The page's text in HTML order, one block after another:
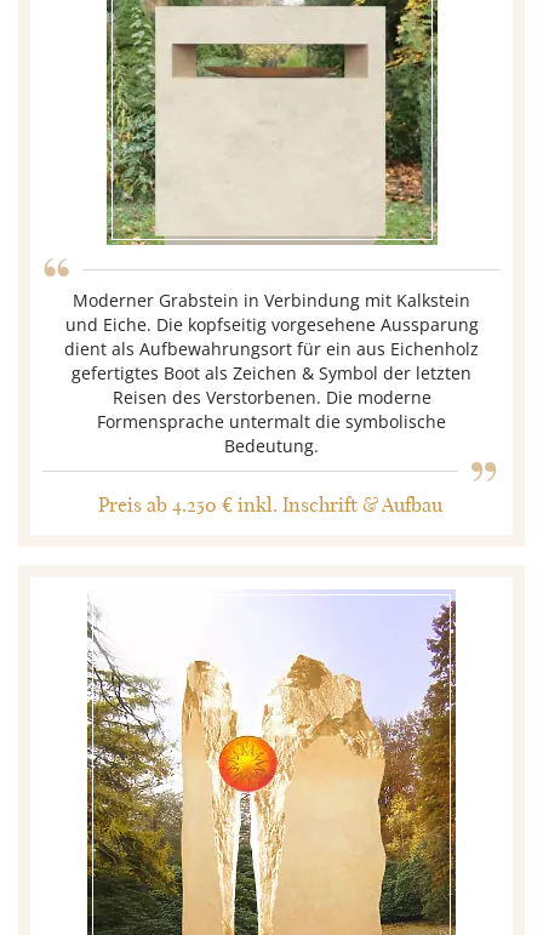
“ Moderner Grabstein in Verbindung mit Kalkstein
und Eiche. Die kopfseitig vorgesehene Aussparung
dient als Aufbewahrungsort für ein aus Eichenholz
gefertigtes Boot als Zeichen & Symbol der letzten
Reisen des Verstorbenen. Die moderne
Formensprache untermalt die symbolische
Bedeutung.
„
Preis ab 4.250 € inkl. Inschrift & Aufbau